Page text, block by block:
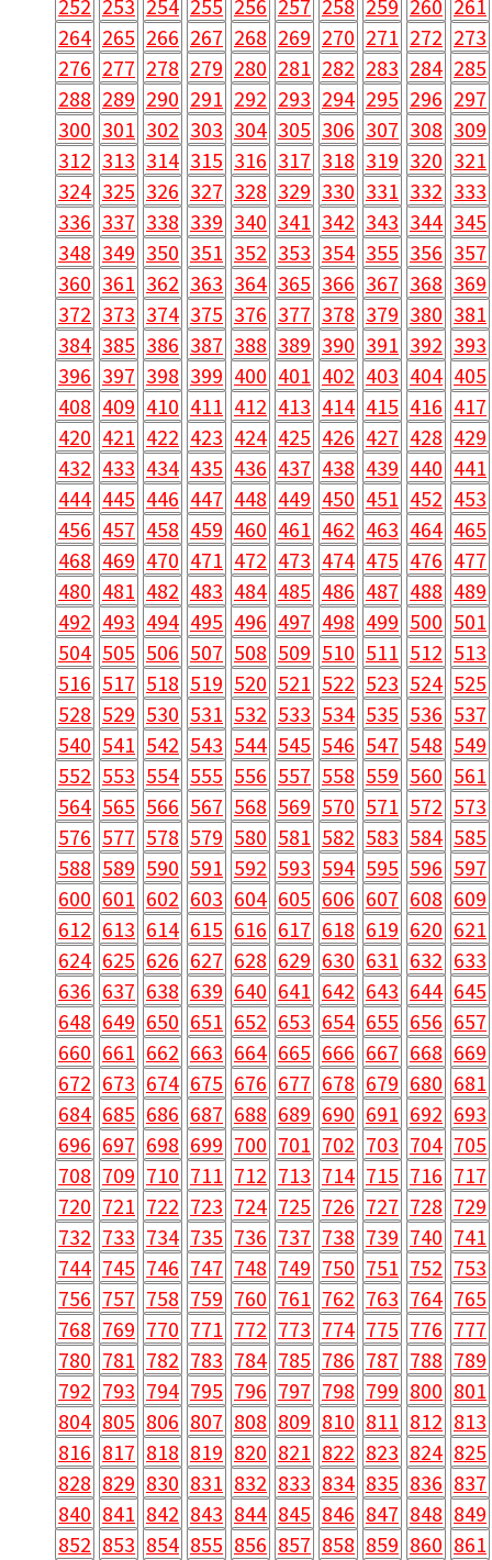
252 253 254 255 256 257 258 259 260 261
264 265 266 267 268 269 270 271 272 273
276 277 278 279 280 281 282 283 284 285
288 289 290 291 292 293 294 295 296 297
300 301 302 303 304 305 306 307 308 309
312 313 314 315 316 317 318 319 320 321
324 325 326 327 328 329 330 331 332 333
336 337 338 339 340 341 342 343 344 345
348 349 350 351 352 353 354 355 356 357
360 361 362 363 364 365 366 367 368 369
372 373 374 375 376 377 378 379 380 381
384 385 386 387 388 389 390 391 392 393
396 397 398 399 400 401 402 403 404 405
408 409 410 411 412 413 414 415 416 417
420 421 422 423 424 425 426 427 428 429
432 433 434 435 436 437 438 439 440 441
444 445 446 447 448 449 450 451 452 453
456 457 458 459 460 461 462 463 464 465
468 469 470 471 472 473 474 475 476 477
480 481 482 483 484 485 486 487 488 489
492 493 494 495 496 497 498 499 500 501
504 505 506 507 508 509 510 511 512 513
516 517 518 519 520 521 522 523 524 525
528 529 530 531 532 533 534 535 536 537
540 541 542 543 544 545 546 547 548 549
552 553 554 555 556 557 558 559 560 561
564 565 566 567 568 569 570 571 572 573
576 577 578 579 580 581 582 583 584 585
588 589 590 591 592 593 594 595 596 597
600 601 602 603 604 605 606 607 608 609
612 613 614 615 616 617 618 619 620 621
624 625 626 627 628 629 630 631 632 633
636 637 638 639 640 641 642 643 644 645
648 649 650 651 652 653 654 655 656 657
660 661 662 663 664 665 666 667 668 669
672 673 674 675 676 677 678 679 680 681
684 685 686 687 688 689 690 691 692 693
696 697 698 699 700 701 702 703 704 705
708 709 710 711 712 713 714 715 716 717
720 721 722 723 724 725 726 727 728 729
732 733 734 735 736 737 738 739 740 741
744 745 746 747 748 749 750 751 752 753
756 757 758 759 760 761 762 763 764 765
768 769 770 771 772 773 774 775 776 777
780 781 782 783 784 785 786 787 788 789
792 793 794 795 796 797 798 799 800 801
804 805 806 807 808 809 810 811 812 813
816 817 818 819 820 821 822 823 824 825
828 829 830 831 832 833 834 835 836 837
840 841 842 843 844 845 846 847 848 849
852 853 854 855 856 857 858 859 860 861